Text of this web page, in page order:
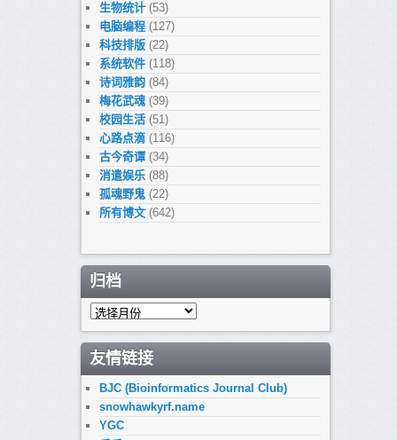
生物统计(53)
电脑编程(127)
科技排版(22)
系统软件(118)
诗词雅韵(84)
梅花武魂(39)
校园生活(51)
心路点滴(116)
古今奇谭(34)
消遣娱乐(88)
孤魂野鬼(22)
所有博文(642)
归档
归
友情链接
BJC (Bioinformatics Journal Club)
snowhawkyrf.name
YGC